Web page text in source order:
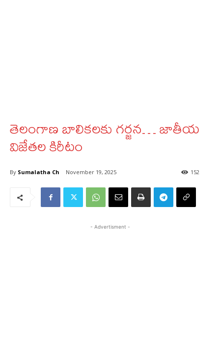
తెలంగాణ బాలికలకు గర్జన… జాతీయ
విజేతల కిరీటం
By Sumalatha Ch November 19, 2025 152
- Advertisment -